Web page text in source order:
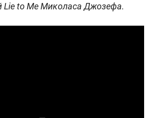
Lie to Me Миколаса Джозефа.